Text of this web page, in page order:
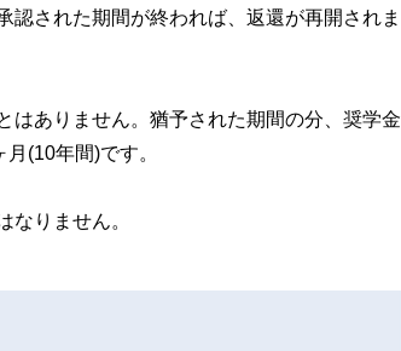
された期間が終われば、返還が再開されま
はありません。猶予された期間の分、奨学金
(10年間)です。
なりません。